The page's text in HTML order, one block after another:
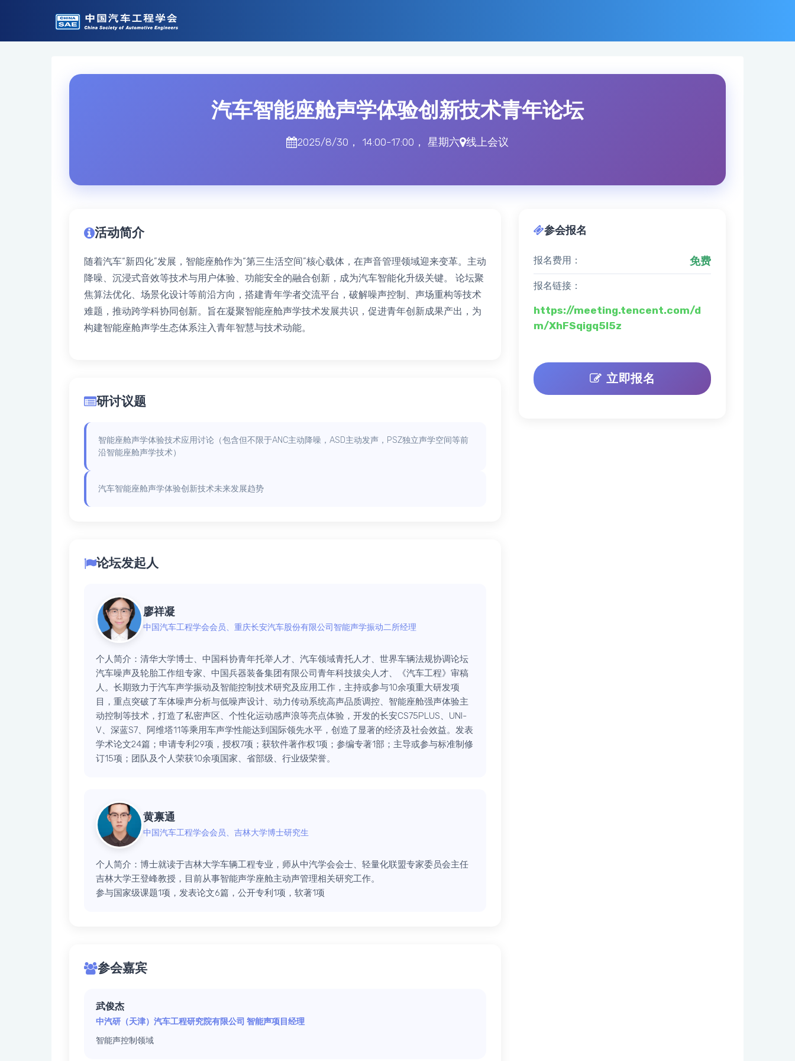
汽车智能座舱声学体验创新技术青年论坛
2025/8/30， 14:00-17:00， 星期六 线上会议
活动简介
随着汽车“新四化”发展，智能座舱作为“第三生活空间”核心载体，在声音管理领域迎来变革。主动
降噪、沉浸式音效等技术与用户体验、功能安全的融合创新，成为汽车智能化升级关键。 论坛聚
焦算法优化、场景化设计等前沿方向，搭建青年学者交流平台，破解噪声控制、声场重构等技术
难题，推动跨学科协同创新。旨在凝聚智能座舱声学技术发展共识，促进青年创新成果产出，为
构建智能座舱声学生态体系注入青年智慧与技术动能。
研讨议题
智能座舱声学体验技术应用讨论（包含但不限于ANC主动降噪，ASD主动发声，PSZ独立声学空间等前
沿智能座舱声学技术）
汽车智能座舱声学体验创新技术未来发展趋势
论坛发起人
廖祥凝
中国汽车工程学会会员、重庆长安汽车股份有限公司智能声学振动二所经理
个人简介： 清华大学博士、中国科协青年托举人才、汽车领域青托人才、世界车辆法规协调论坛
汽车噪声及轮胎工作组专家、中国兵器装备集团有限公司青年科技拔尖人才、《汽车工程》审稿
人。长期致力于汽车声学振动及智能控制技术研究及应用工作，主持或参与10余项重大研发项
目，重点突破了车体噪声分析与低噪声设计、动力传动系统高声品质调控、智能座舱强声体验主
动控制等技术，打造了私密声区、个性化运动感声浪等亮点体验，开发的长安CS75PLUS、UNI-
V、深蓝S7、阿维塔11等乘用车声学性能达到国际领先水平，创造了显著的经济及社会效益。发表
学术论文24篇；申请专利29项，授权7项；获软件著作权1项；参编专著1部；主导或参与标准制修
订15项；团队及个人荣获10余项国家、省部级、行业级荣誉。
黄禀通
中国汽车工程学会会员、吉林大学博士研究生
个人简介： 博士就读于吉林大学车辆工程专业，师从中汽学会会士、轻量化联盟专家委员会主任
吉林大学王登峰教授，目前从事智能声学座舱主动声管理相关研究工作。
参与国家级课题1项，发表论文6篇，公开专利1项，软著1项
参会嘉宾
武俊杰
中汽研（天津）汽车工程研究院有限公司 智能声项目经理
智能声控制领域
参会报名
报名费用： 免费
报名链接：
https://meeting.tencent.com/d
m/XhFSqigq5I5z
立即报名